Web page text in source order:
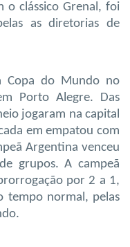
o clássico Grenal, foi
as diretorias de
Copa do Mundo no
Porto Alegre. Das
jogaram na capital
em empatou com
Argentina venceu
grupos. A campeã
por 2 a 1,
tempo normal, pelas